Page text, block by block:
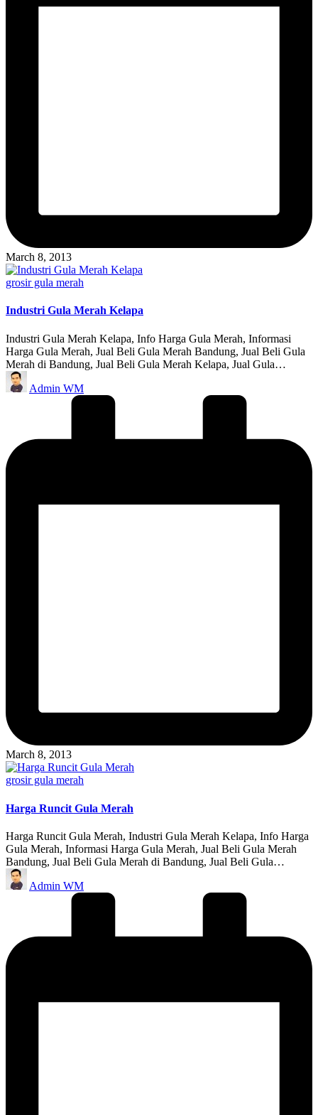
March 8, 2013
Posted
grosir gula merah
Industri Gula Merah Kelapa
Industri Gula Merah Kelapa, Info Harga Gula Merah, Informasi
Harga Gula Merah, Jual Beli Gula Merah Bandung, Jual Beli Gula
Merah di Bandung, Jual Beli Gula Merah Kelapa, Jual Gula…
Posted
by
Admin WM
March 8, 2013
Posted
grosir gula merah
Harga Runcit Gula Merah
Harga Runcit Gula Merah, Industri Gula Merah Kelapa, Info Harga
Gula Merah, Informasi Harga Gula Merah, Jual Beli Gula Merah
Bandung, Jual Beli Gula Merah di Bandung, Jual Beli Gula…
Posted
by
Admin WM